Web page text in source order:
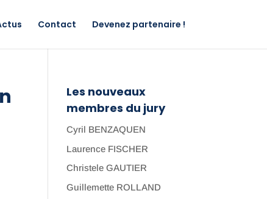
Contact Devenez partenaire !
Les nouveaux
membres du jury
Cyril BENZAQUEN
Laurence FISCHER
Christele GAUTIER
Guillemette ROLLAND